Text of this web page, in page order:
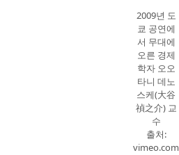
2009년 도
쿄 공연에
서 무대에
오른 경제
학자 오오
타니 데노
스케(大谷
禎之介) 교
수
출처:
vimeo.com